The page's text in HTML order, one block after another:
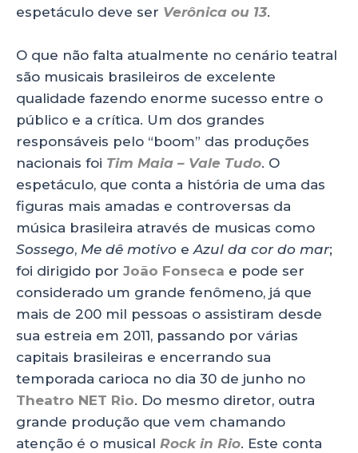
espetáculo deve ser Verônica ou 13.
O que não falta atualmente no cenário teatral
são musicais brasileiros de excelente
qualidade fazendo enorme sucesso entre o
público e a crítica. Um dos grandes
responsáveis pelo “boom” das produções
nacionais foi Tim Maia – Vale Tudo. O
espetáculo, que conta a história de uma das
figuras mais amadas e controversas da
música brasileira através de musicas como
Sossego, Me dê motivo eAzul da cor do mar;
foi dirigido por João Fonseca e pode ser
considerado um grande fenômeno, já que
mais de 200 mil pessoas o assistiram desde
sua estreia em 2011, passando por várias
capitais brasileiras e encerrando sua
temporada carioca no dia 30 de junho no
Theatro NET Rio. Do mesmo diretor, outra
grande produção que vem chamando
atenção é o musical Rock in Rio. Este conta